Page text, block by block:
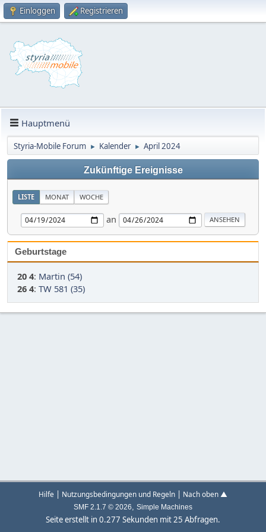
Einloggen Registrieren
Hauptmenü
Styria-Mobile Forum ► Kalender ► April 2024
Zukünftige Ereignisse
LISTE MONAT WOCHE
an
Geburtstage
20 4: Martin (54)
26 4: TW 581 (35)
Hilfe | Nutzungsbedingungen und Regeln | Nach oben ▲
SMF 2.1.7 © 2026, Simple Machines
Seite erstellt in 0.277 Sekunden mit 25 Abfragen.